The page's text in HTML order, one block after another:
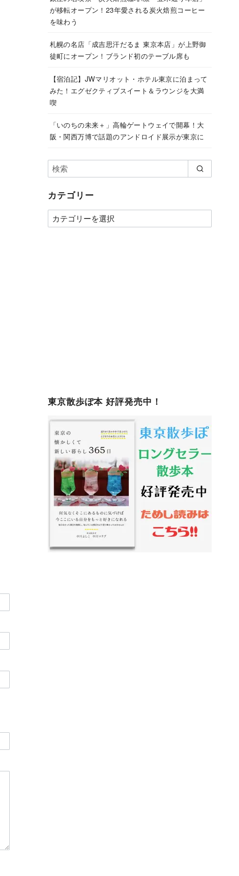
が移転オープン！23年愛される炭火焙煎コーヒー
を味わう
札幌の名店「成吉思汗だるま 東京本店」が上野御
徒町にオープン！ブランド初のテーブル席も
【宿泊記】JWマリオット・ホテル東京に泊まって
みた！エグゼクティブスイート＆ラウンジを大満
喫
「いのちの未来＋」高輪ゲートウェイで開幕！大
阪・関西万博で話題のアンドロイド展示が東京に
カテゴリー
カ
テ
東京散歩ぽ本 好評発売中！